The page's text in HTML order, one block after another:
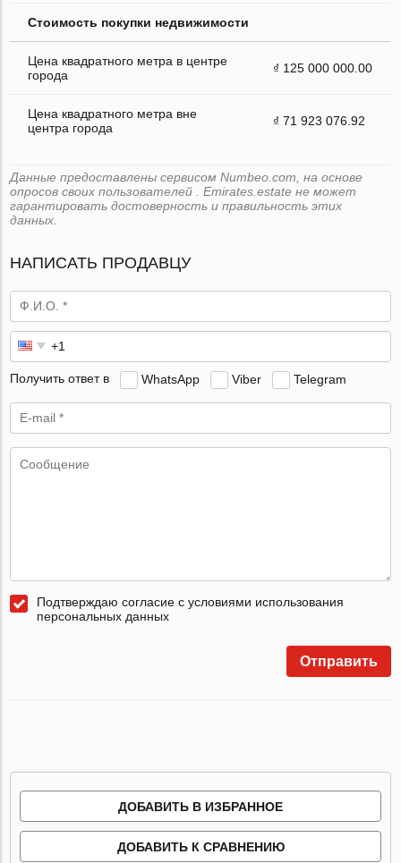
Стоимость покупки недвижимости
Цена квадратного метра в центре
города
₫ 125 000 000.00
Цена квадратного метра вне
центра города
₫ 71 923 076.92
Данные предоставлены сервисом Numbeo.com, на основе
опросов своих пользователей . Emirates.estate не может
гарантировать достоверность и правильность этих
данных.
НАПИСАТЬ ПРОДАВЦУ
Получить ответ в WhatsApp Viber Telegram
Подтверждаю согласие с условиями использования
персональных данных
Отправить
ДОБАВИТЬ В ИЗБРАННОЕ
ДОБАВИТЬ К СРАВНЕНИЮ